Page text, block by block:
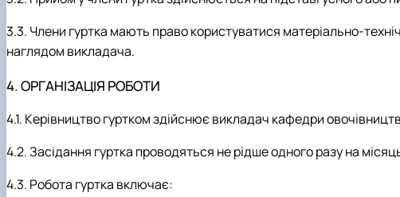
3.3. Члени гуртка мають право користуватися матеріально-
наглядом викладача.
4. ОРГАНІЗАЦІЯ РОБОТИ
4.1. Керівництво гуртком здійснює викладач кафедри
4.2. Засідання гуртка проводяться не рідше одного разу на
4.3. Робота гуртка включає: